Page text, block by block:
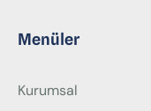
Menüler
Kurumsal